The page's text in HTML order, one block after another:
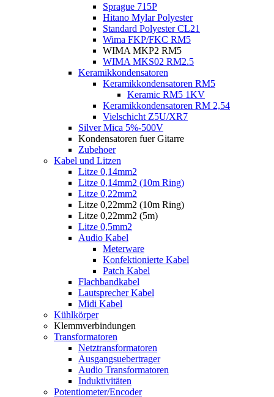
Sprague 715P
Hitano Mylar Polyester
Standard Polyester CL21
Wima FKP/FKC RM5
WIMA MKP2 RM5
WIMA MKS02 RM2.5
Keramikkondensatoren
Keramikkondensatoren RM5
Keramic RM5 1KV
Keramikkondensatoren RM 2,54
Vielschicht Z5U/XR7
Silver Mica 5%-500V
Kondensatoren fuer Gitarre
Zubehoer
Kabel und Litzen
Litze 0,14mm2
Litze 0,14mm2 (10m Ring)
Litze 0,22mm2
Litze 0,22mm2 (10m Ring)
Litze 0,22mm2 (5m)
Litze 0,5mm2
Audio Kabel
Meterware
Konfektionierte Kabel
Patch Kabel
Flachbandkabel
Lautsprecher Kabel
Midi Kabel
Kühlkörper
Klemmverbindungen
Transformatoren
Netztransformatoren
Ausgangsuebertrager
Audio Transformatoren
Induktivitäten
Potentiometer/Encoder